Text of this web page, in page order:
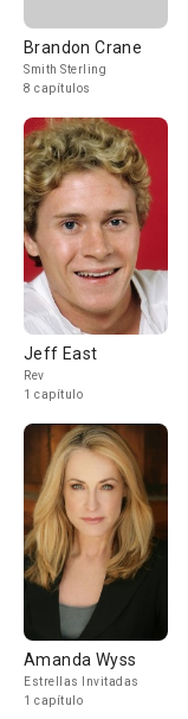
Brandon Crane
Smith Sterling
8 capítulos
Jeff East
Rev
1 capítulo
Amanda Wyss
Estrellas Invitadas
1 capítulo